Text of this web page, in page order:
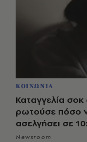
ΚΟΙΝΩΝΙΑ
Καταγγελία
ρωτούσε πόσο
ασελγήσει σε
Newsroom